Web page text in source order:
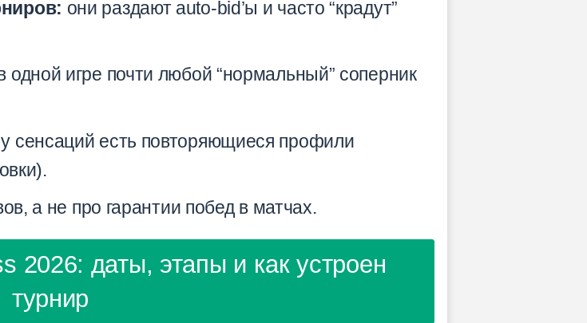
они раздают auto-bid’ы и часто “крадут”
одной игре почти любой “нормальный” соперник
у сенсаций есть повторяющиеся профили
а не про гарантии побед в матчах.
2026: даты, этапы и как устроен
турнир